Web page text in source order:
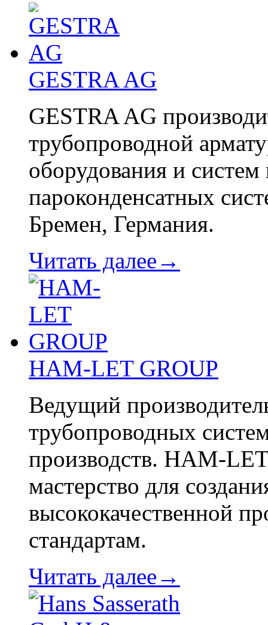
GESTRA AG
GESTRA AG
трубопроводной
оборудования и систем
пароконденсатных
Бремен, Германия.
Читать далее→
HAM-LET GROUP
Ведущий
трубопроводных
производств. HAM-
мастерство для
высококачественной
стандартам.
Читать далее→